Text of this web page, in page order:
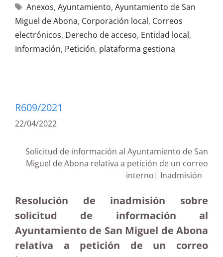
Anexos, Ayuntamiento, Ayuntamiento de San
Miguel de Abona, Corporación local, Correos
electrónicos, Derecho de acceso, Entidad local,
Información, Petición, plataforma gestiona
R609/2021
22/04/2022
Solicitud de información al Ayuntamiento de San
Miguel de Abona relativa a petición de un correo
interno| Inadmisión
Resolución de inadmisión sobre
solicitud de información al
Ayuntamiento de San Miguel de Abona
relativa a petición de un correo